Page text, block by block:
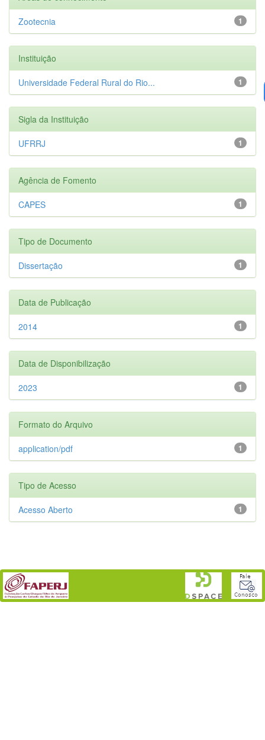
1
Zootecnia
Instituição
1
Universidade Federal Rural do Rio...
Sigla da Instituição
1
UFRRJ
Agência de Fomento
1
CAPES
Tipo de Documento
1
Dissertação
Data de Publicação
1
2014
Data de Disponibilização
1
2023
Formato do Arquivo
1
application/pdf
Tipo de Acesso
1
Acesso Aberto